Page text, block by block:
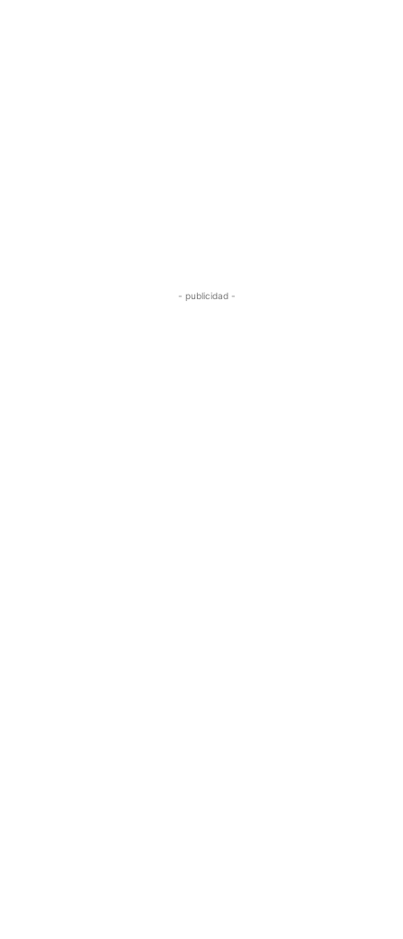
- publicidad -